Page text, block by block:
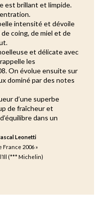
est brillant et limpide.
intensité et dévoile
coing, de miel et de
et délicate avec
les
On évolue ensuite sur
dominé par des notes
d’une superbe
de fraîcheur et
dans un
Leonetti
France 2006 »
(*** Michelin)